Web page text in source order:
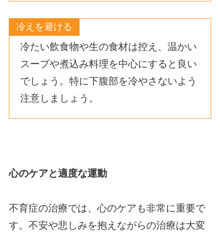
冷えを避ける
冷たい飲食物や生の食材は控え、温かい
スープや煮込み料理を中心にすると良い
でしょう。特に下腹部を冷やさないよう
注意しましょう。
心のケアと適度な運動
不育症の治療では、心のケアも非常に重要で
す。不安や悲しみを抱えながらの治療は大変